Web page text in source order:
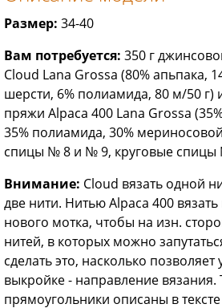
Размер: 34-40
Вам потребуется: 350 г
Cloud Lana Grossa (80% апьпака,
шерсти, 6% полиамида, 80 м/50 г)
пряжи Alpaca 400 Lana Grossa
35% полиамида, 30%
спицы № 8 и № 9, круговые спицы
Внимание: Cloud вязать одной
две нити. Нитью Alpaca 400
нового мотка, чтобы на изн.
нитей, в которых можно
сделать это, насколько позволяет
выкройке - направление вязания.
прямоугольники описаны в